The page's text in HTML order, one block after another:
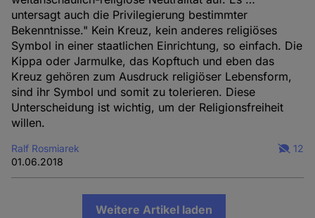
untersagt auch die Privilegierung bestimmter
Bekenntnisse." Kein Kreuz, kein anderes religiöses
Symbol in einer staatlichen Einrichtung, so einfach. Die
Kippa oder Jarmulke, das Kopftuch und eben das
Kreuz gehören zum Ausdruck religiöser Lebensform,
sind ihr Symbol und somit zu tolerieren. Diese
Unterscheidung ist wichtig, um der Religionsfreiheit
willen.
Ralf Rosmiarek
01.06.2018
12
Weitere Artikel laden